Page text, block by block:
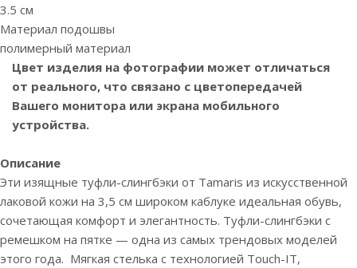
3.5 см
Материал подошвы
полимерный материал
Цвет изделия на фотографии может отличаться
от реального, что связано с цветопередачей
Вашего монитора или экрана мобильного
устройства.
Описание
Эти изящные туфли-слингбэки от Tamaris из искусственной
лаковой кожи на 3,5 см широком каблуке идеальная обувь,
сочетающая комфорт и элегантность. Туфли-слингбэки с
ремешком на пятке — одна из самых трендовых моделей
этого года. Мягкая стелька с технологией Touch-IT,